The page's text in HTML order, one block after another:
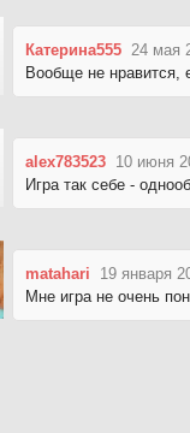
Катерина555 24 мая
Вообще не нравится,
alex783523 10 июня
Игра так себе -
matahari
19 января
Мне игра не очень